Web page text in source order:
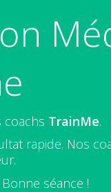
coachs TrainMe.
rapide. Nos
séance !